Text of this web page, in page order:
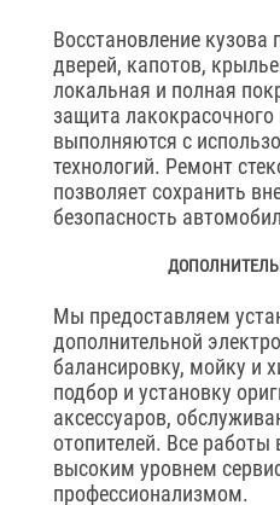
Восстановление
дверей, капотов,
локальная и полная
защита
выполняются с
технологий. Ремонт
позволяет сохранить
безопасность
Мы предоставляем
дополнительной
балансировку, мойку и
подбор и установку
аксессуаров,
отопителей. Все
высоким уровнем
профессионализмом.